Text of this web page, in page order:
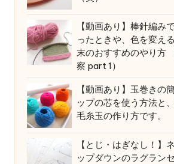
【動画あり】棒針編み
ったときや、色を変え
末のおすすめのやり方
察 part 1）
【動画あり】玉巻きの
ップの芯を使う方法と
毛糸玉の作り方です。
【とじ・はぎなし！】
ップダウンのラグラン